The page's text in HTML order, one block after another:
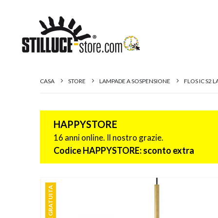
CASA STORE LAMPADE A SOSPENSIONE FLOS IC S2
HAPPYSTORE
16 anni online. Il nostro grazie.
Codice HAPPYSTORE: sconto extra